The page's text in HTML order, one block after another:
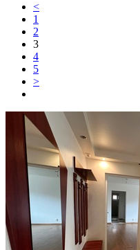
<
1
2
3
4
5
>